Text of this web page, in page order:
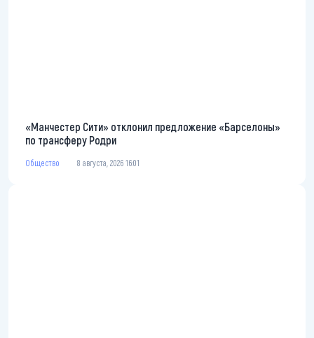
«Манчестер Сити» отклонил предложение «Барселоны»
по трансферу Родри
Общество 8 августа, 2026 16:01